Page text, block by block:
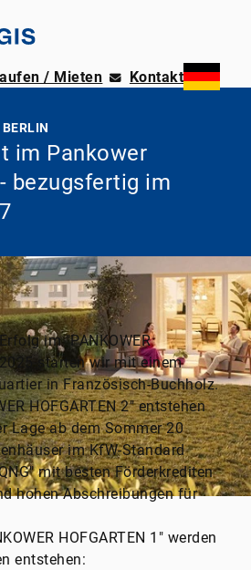
/ Mieten Kontakt
im Pankower
bezugsfertig im
im "PANKOWER
starten wir mit einem
in Französisch-Buchholz.
HOFGARTEN 2" entstehen
Lage ab dem Sommer 20
im KfW-Standard
mit besten Förderkrediten
hohen Abschreibungen für
HOFGARTEN 1" werden
entstehen: